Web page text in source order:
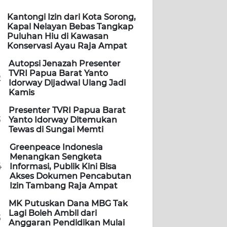
Kantongi Izin dari Kota Sorong,
Kapal Nelayan Bebas Tangkap
Puluhan Hiu di Kawasan
Konservasi Ayau Raja Ampat
Autopsi Jenazah Presenter
TVRI Papua Barat Yanto
Idorway Dijadwal Ulang Jadi
Kamis
Presenter TVRI Papua Barat
Yanto Idorway Ditemukan
Tewas di Sungai Memti
Greenpeace Indonesia
Menangkan Sengketa
Informasi, Publik Kini Bisa
Akses Dokumen Pencabutan
Izin Tambang Raja Ampat
MK Putuskan Dana MBG Tak
Lagi Boleh Ambil dari
Anggaran Pendidikan Mulai